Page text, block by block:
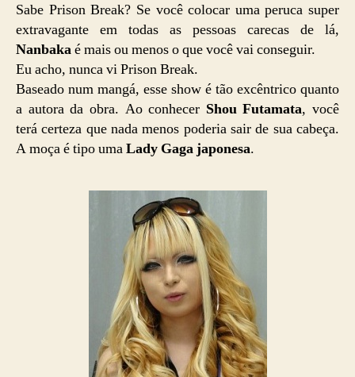
Sabe Prison Break? Se você colocar uma peruca super
extravagante em todas as pessoas carecas de lá,
Nanbakaé mais ou menos o que você vai conseguir.
Eu acho, nunca vi Prison Break.
Baseado num mangá, esse show é tão excêntrico quanto
a autora da obra. Ao conhecer Shou Futamata, você
terá certeza que nada menos poderia sair de sua cabeça.
A moça é tipo umaLady Gaga japonesa.